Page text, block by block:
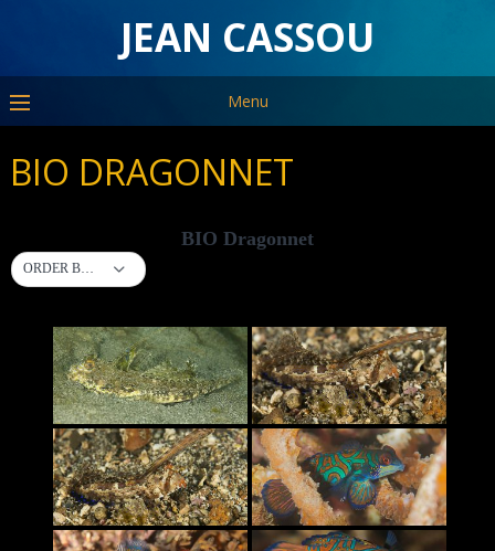
JEAN CASSOU
Menu
BIO DRAGONNET
BIO Dragonnet
ORDER BY DEFAULT